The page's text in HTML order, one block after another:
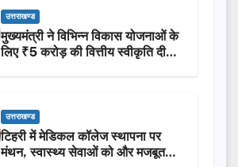
उत्तराखण्ड
मुख्यमंत्री ने विभिन्न विकास योजनाओं के
लिए ₹5 करोड़ की वित्तीय स्वीकृति दी…
उत्तराखण्ड
टिहरी में मेडिकल कॉलेज स्थापना पर
मंथन, स्वास्थ्य सेवाओं को और मजबूत